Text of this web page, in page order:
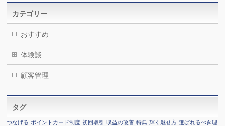
カテゴリー
おすすめ
体験談
顧客管理
タグ
つなげる ポイントカード制度 初回取引 収益の改善 特典 輝く魅せ方 選ばれるべき理